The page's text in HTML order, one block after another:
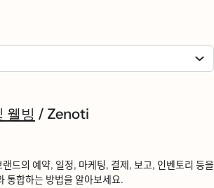
웰빙 / Zenoti
예약, 일정, 마케팅, 결제, 보고, 인벤토리 등을
방법을 알아보세요.